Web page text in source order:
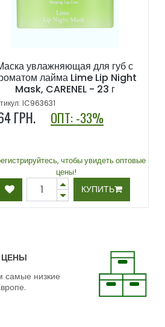
увлажняющая для губ с
лайма Lime Lip Night
Mask, CARENEL - 23 г
IC963631
ГРН. ОПТ: -33%
чтобы увидеть оптовые
цены!
КУПИТЬ
ЦЕНЫ
самые низкие